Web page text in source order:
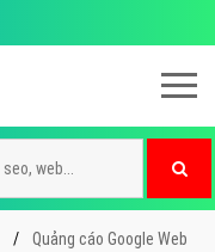
Quảng cáo Google Web